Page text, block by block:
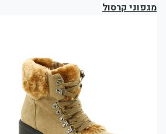
מגפוני קרסול